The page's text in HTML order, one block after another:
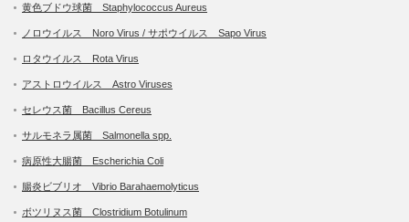
黄色ブドウ球菌 Staphylococcus Aureus
ノロウイルス Noro Virus / サポウイルス Sapo Virus
ロタウイルス Rota Virus
アストロウイルス Astro Viruses
セレウス菌 Bacillus Cereus
サルモネラ属菌 Salmonella spp.
病原性大腸菌 Escherichia Coli
腸炎ビブリオ Vibrio Barahaemolyticus
ボツリヌス菌 Clostridium Botulinum